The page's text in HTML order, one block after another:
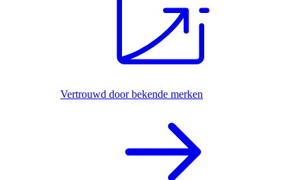
Vertrouwd door bekende merken